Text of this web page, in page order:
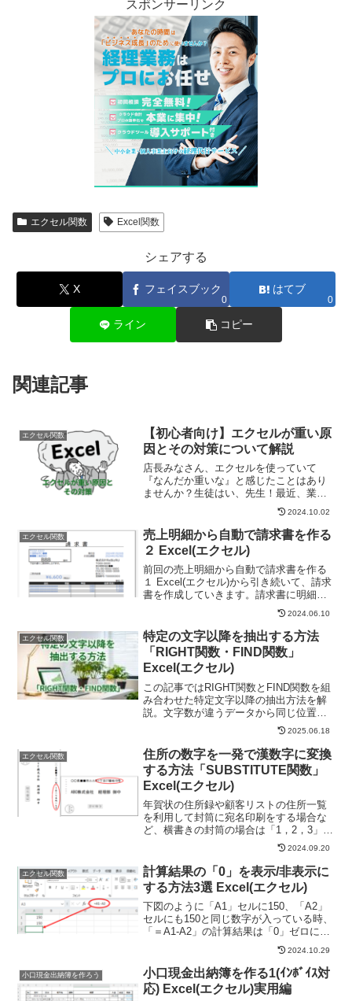
スポンサーリンク
エクセル関数 Excel関数
シェアする
X フェイスブック
0
はてブ
0
ライン コピー
関連記事
エクセル関数
【初心者向け】エクセルが重い原
因とその対策について解説
店長みなさん、エクセルを使っていて
『なんだか重いな』と感じたことはあり
ませんか？生徒はい、先生！最近、業務
改善のためにエクセルを使い始めたんで
すが、ファイルを開くのに時間がかかっ
て困っています。店長そうですね。多く
の方が同じような悩みを抱え...
2024.10.02
エクセル関数
売上明細から自動で請求書を作る
２ Excel(エクセル)
前回の売上明細から自動で請求書を作る
１ Excel(エクセル)から引き続いて、請求
書を作成していきます。請求書に明細を
載せる(関数を使う)※スピル使用
「FILTER」関数の使い方※こちらはスピ
ル機能を使うのでMicrosoft365またはE...
2024.06.10
エクセル関数
特定の文字以降を抽出する方法
「RIGHT関数・FIND関数」
Excel(エクセル)
この記事ではRIGHT関数とFIND関数を組
み合わせた特定文字以降の抽出方法を解
説。文字数が違うデータから同じ位置の
文字を取り出せずに悩んでいませんか？
実は関数の組み合わせで解決できます。
Excel関数の豊富な経験ありが伝授しま
す。
2025.06.18
エクセル関数
住所の数字を一発で漢数字に変換
する方法「SUBSTITUTE関数」
Excel(エクセル)
年賀状の住所録や顧客リストの住所一覧
を利用して封筒に宛名印刷をする場合な
ど、横書きの封筒の場合は「1，2，3」の
ような算用数字(アラビア数字)で表記しま
すが、縦書きの封筒の場合「一、二、
三」のような漢数字で表記する必要があ
ります。数字を置換...
2024.09.20
エクセル関数
計算結果の「0」を表示/非表示に
する方法3選 Excel(エクセル)
下図のように「A1」セルに150、「A2」
セルにも150と同じ数字が入っている時、
「＝A1-A2」の計算結果は「0」ゼロにな
ります。このように計算結果が「0」ゼロ
になる場合に数字を表示しないようにす
る方法が３つあります。計算結果が「0」
ゼロ...
2024.10.29
小口現金出納簿を作ろう
小口現金出納簿を作る1(ｲﾝﾎﾞｲｽ対
応) Excel(エクセル)実用編